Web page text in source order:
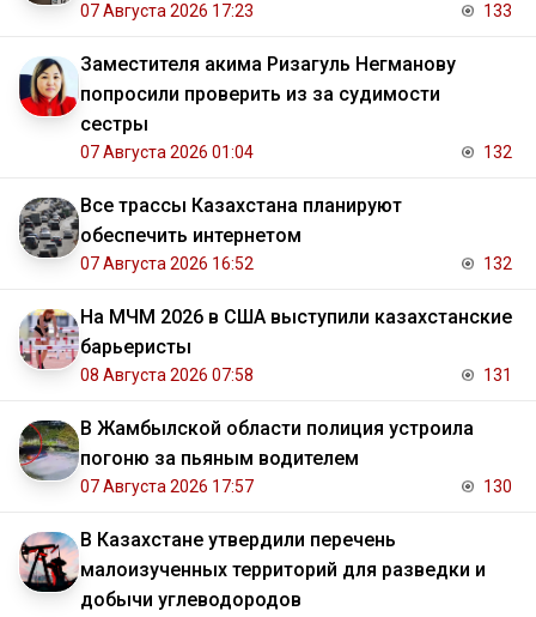
07 Августа 2026 17:23 133
Заместителя акима Ризагуль Негманову
попросили проверить из за судимости
сестры
07 Августа 2026 01:04 132
Все трассы Казахстана планируют
обеспечить интернетом
07 Августа 2026 16:52 132
На МЧМ 2026 в США выступили казахстанские
барьеристы
08 Августа 2026 07:58 131
В Жамбылской области полиция устроила
погоню за пьяным водителем
07 Августа 2026 17:57 130
В Казахстане утвердили перечень
малоизученных территорий для разведки и
добычи углеводородов